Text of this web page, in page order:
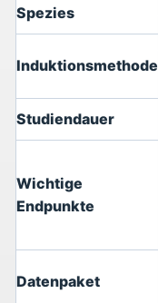
Spezies
Induktionsmethode
Studiendauer
Wichtige
Endpunkte
Datenpaket